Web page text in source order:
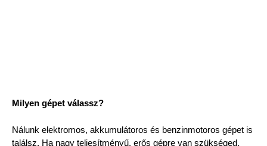
Milyen gépet válassz?
Nálunk elektromos, akkumulátoros és benzinmotoros gépet is
találsz. Ha nagy teljesítményű, erős gépre van szükséged,